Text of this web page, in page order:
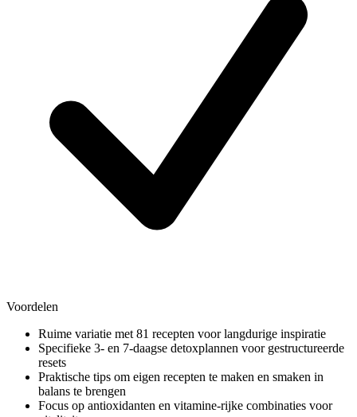
Voordelen
Ruime variatie met 81 recepten voor langdurige inspiratie
Specifieke 3- en 7-daagse detoxplannen voor gestructureerde
resets
Praktische tips om eigen recepten te maken en smaken in
balans te brengen
Focus op antioxidanten en vitamine-rijke combinaties voor